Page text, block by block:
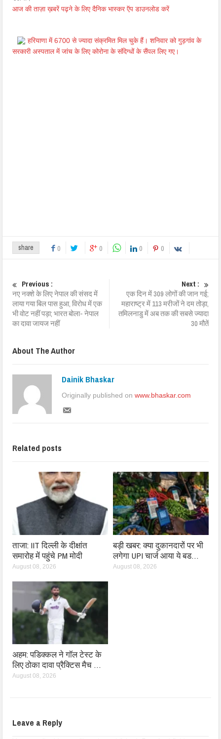
आज की ताज़ा ख़बरें पढ़ने के लिए दैनिक भास्कर ऍप डाउनलोड करें
हरियाणा में 6700 से ज्यादा संक्रमित मिल चुके हैं। शनिवार को गुड़गांव के
सरकारी अस्पताल में जांच के लिए कोरोना के संदिग्धों के सैंपल लिए गए।
share 0 0 0 0
Previous :
नए नक्शे के लिए नेपाल की संसद में
लाया गया बिल पास हुआ, विरोध में एक
भी वोट नहीं पड़ा; भारत बोला- नेपाल
का दावा जायज नहीं
Next :
एक दिन में 309 लोगों की जान गई;
महाराष्ट्र में 113 मरीजों ने दम तोड़ा,
तमिलनाडु में अब तक की सबसे ज्यादा
30 मौतें
About The Author
Dainik Bhaskar
Originally published onwww.bhaskar.com
Related posts
ताजा: IIT दिल्ली के दीक्षांत
समारोह में पहुंचे PM मोदी
August 08, 2026
बड़ी खबर: क्या दुकानदारों पर भी
लगेगा UPI चार्ज आया ये बड…
August 08, 2026
अहम: पडिक्कल ने गॉल टेस्ट के
लिए ठोका दावा प्रैक्टिस मैच …
August 08, 2026
Leave a Reply